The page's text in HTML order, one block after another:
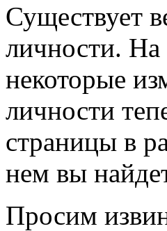
Существует
личности.
некоторые
личности
страницы в
нем вы
Просим